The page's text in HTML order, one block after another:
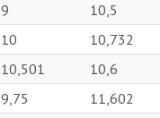
9 10,5
10 10,732
10,501 10,6
9,75 11,602